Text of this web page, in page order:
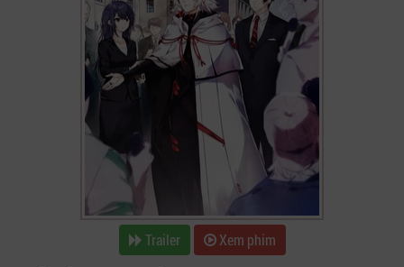
Trailer Xem phim